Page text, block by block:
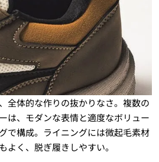
全体的な作りの抜かりなさ。複数の
は、モダンな表情と適度なボリュー
で構成。ライニングには微起毛素材
よく、脱ぎ履きしやすい。